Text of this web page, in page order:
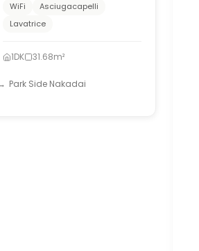
WiFi
Asciugacapelli
Lavatrice
1DK 31.68m²
Park Side Nakadai